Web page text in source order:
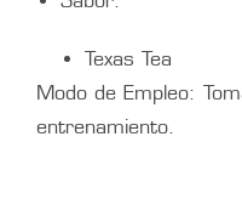
Texas Tea
Modo de Empleo:
entrenamiento.